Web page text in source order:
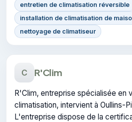
entretien de climatisation réversible
installation de climatisation de
nettoyage de climatiseur
C R'Clim
R'Clim, entreprise spécialisée en
climatisation, intervient à Oullins-
L'entreprise dispose de la